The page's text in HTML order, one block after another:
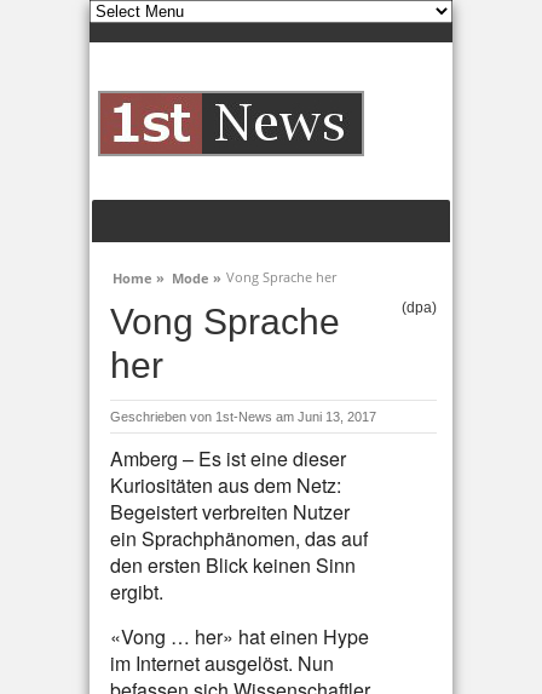
Home » Mode » Vong Sprache her
Vong Sprache
her
(dpa)
Geschrieben von 1st-News am Juni 13, 2017
Amberg – Es ist eine dieser
Kuriositäten aus dem Netz:
Begeistert verbreiten Nutzer
ein Sprachphänomen, das auf
den ersten Blick keinen Sinn
ergibt.
«Vong … her» hat einen Hype
im Internet ausgelöst. Nun